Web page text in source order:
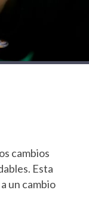
cambios
Esta
un cambio